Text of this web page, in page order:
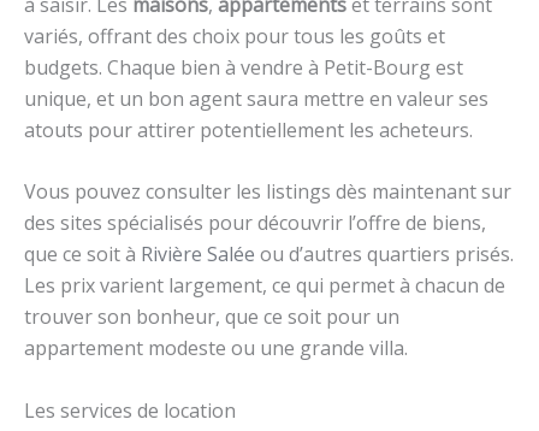
variés, offrant des choix pour tous les goûts et
budgets. Chaque bien à vendre à Petit-Bourg est
unique, et un bon agent saura mettre en valeur ses
atouts pour attirer potentiellement les acheteurs.
Vous pouvez consulter les listings dès maintenant sur
des sites spécialisés pour découvrir l’offre de biens,
que ce soit à Rivière Salée ou d’autres quartiers prisés.
Les prix varient largement, ce qui permet à chacun de
trouver son bonheur, que ce soit pour un
appartement modeste ou une grande villa.
Les services de location